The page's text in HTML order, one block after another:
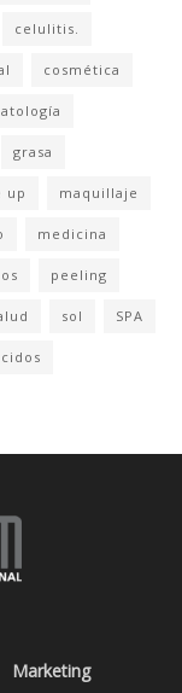
celulitis.
cosmética
grasa
up maquillaje
medicina
peeling
sol SPA
Marketing